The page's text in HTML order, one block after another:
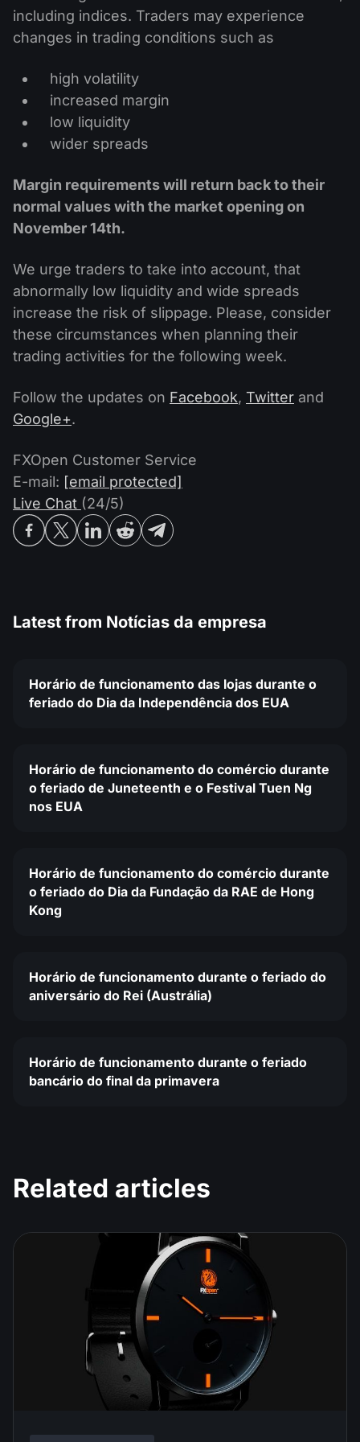
PAMM ECN
Masters e Seguidores
Concursos Forex
Ações
Criptomoedas
Calendário de dividendos
Fórum Forex
Centro de ajuda
O que é negociação de CFDs?
O que é negociação ECN?
O que é um corretor Forex?
Por que nós?
Contate-nos
including indices. Traders may experience
changes in trading conditions such as
high volatility
increased margin
low liquidity
wider spreads
Margin requirements will return back to their
normal values with the market opening on
November 14th.
We urge traders to take into account, that
abnormally low liquidity and wide spreads
increase the risk of slippage. Please, consider
these circumstances when planning their
trading activities for the following week.
Follow the updates on Facebook, Twitter and
Google+.
FXOpen Customer Service
E-mail: [email protected]
Live Chat (24/5)
Latest from Notícias da empresa
Horário de funcionamento das lojas durante o
feriado do Dia da Independência dos EUA
Horário de funcionamento do comércio durante
o feriado de Juneteenth e o Festival Tuen Ng
nos EUA
Horário de funcionamento do comércio durante
o feriado do Dia da Fundação da RAE de Hong
Kong
Horário de funcionamento durante o feriado do
aniversário do Rei (Austrália)
Horário de funcionamento durante o feriado
bancário do final da primavera
Related articles